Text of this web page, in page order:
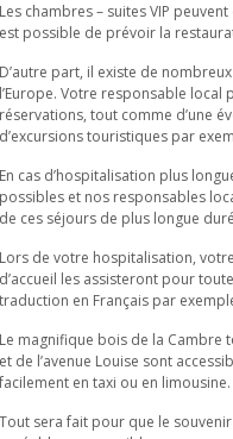
Les chambres – suites VIP
est possible de prévoir la
D’autre part, il existe de
l’Europe. Votre responsable
réservations, tout comme d’une
d’excursions touristiques par
En cas d’hospitalisation plus
possibles et nos responsables
de ces séjours de plus longue
Lors de votre hospitalisation,
d’accueil les assisteront pour
traduction en Français par
Le magnifique bois de la Cambre
et de l’avenue Louise sont
facilement en taxi ou en limousine.
Tout sera fait pour que le